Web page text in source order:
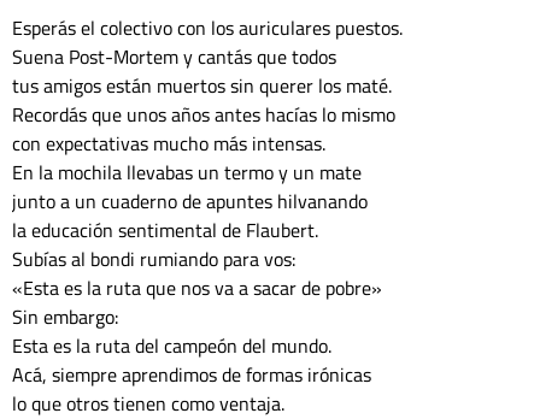
Esperás el colectivo con los auriculares puestos.
Suena Post-Mortem y cantás que todos
tus amigos están muertos sin querer los maté.
Recordás que unos años antes hacías lo mismo
con expectativas mucho más intensas.
En la mochila llevabas un termo y un mate
junto a un cuaderno de apuntes hilvanando
la educación sentimental de Flaubert.
Subías al bondi rumiando para vos:
«Esta es la ruta que nos va a sacar de pobre»
Sin embargo:
Esta es la ruta del campeón del mundo.
Acá, siempre aprendimos de formas irónicas
lo que otros tienen como ventaja.